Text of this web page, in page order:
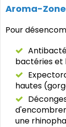
Aroma-Zone
Pour
bactéries et
hautes
une